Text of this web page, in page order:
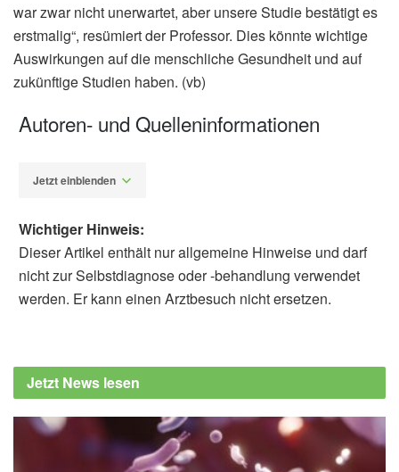
war zwar nicht unerwartet, aber unsere Studie bestätigt es
erstmalig“, resümiert der Professor. Dies könnte wichtige
Auswirkungen auf die menschliche Gesundheit und auf
zukünftige Studien haben. (vb)
Autoren- und Quelleninformationen
Jetzt einblenden
Roberts, u.a.: Cell division rates decrease
with age, providing a potential explanation for
incidence, Proceedings of the National
Academy of Sciences, 2019,
Wichtiger Hinweis:
Dieser Artikel enthält nur allgemeine Hinweise und darf
nicht zur Selbstdiagnose oder -behandlung verwendet
werden. Er kann einen Arztbesuch nicht ersetzen.
Jetzt News lesen